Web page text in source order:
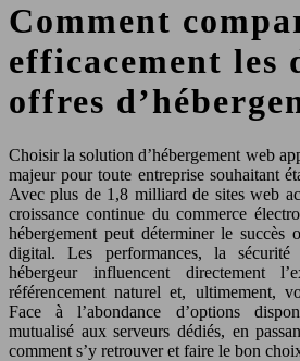
Comment
efficacement les
offres
Choisir la solution d’hébergement web
majeur pour toute entreprise souhaitant
Avec plus de 1,8 milliard de sites web
croissance continue du commerce
hébergement peut déterminer le succès
digital. Les performances, la
hébergeur influencent directement
référencement naturel et, ultimement,
Face à l’abondance d’options
mutualisé aux serveurs dédiés, en
comment s’y retrouver et faire le bon